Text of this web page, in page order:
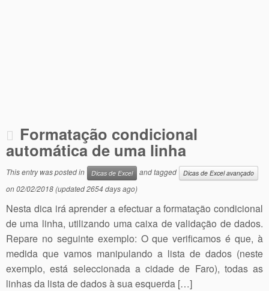
Formatação condicional
automática de uma linha
This entry was posted in Dicas de Excel and tagged Dicas de Excel avançado
on02/02/2018(updated 2654 days ago)
Nesta dica irá aprender a efectuar a formatação condicional
de uma linha, utilizando uma caixa de validação de dados.
Repare no seguinte exemplo: O que verificamos é que, à
medida que vamos manipulando a lista de dados (neste
exemplo, está seleccionada a cidade de Faro), todas as
linhas da lista de dados à sua esquerda […]